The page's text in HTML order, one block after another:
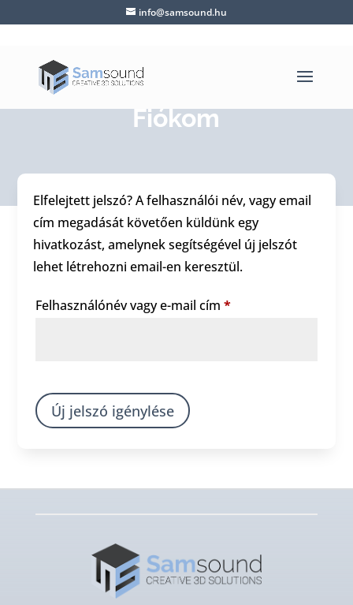
info@samsound.hu
Fiókom
Elfelejtett jelszó? A felhasználói név, vagy email
cím megadását követően küldünk egy
hivatkozást, amelynek segítségével új jelszót
lehet létrehozni email-en keresztül.
Felhasználónév vagy e-mail cím*Kötelező
Új jelszó igénylése